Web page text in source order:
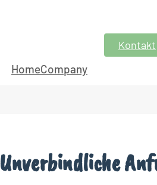
HomeCompany
Kontakt
Unverbindliche